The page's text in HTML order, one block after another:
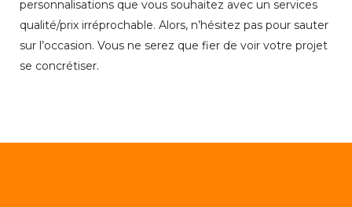
personnalisations que vous souhaitez avec un services
qualité/prix irréprochable. Alors, n’hésitez pas pour sauter
sur l’occasion. Vous ne serez que fier de voir votre projet
se concrétiser.